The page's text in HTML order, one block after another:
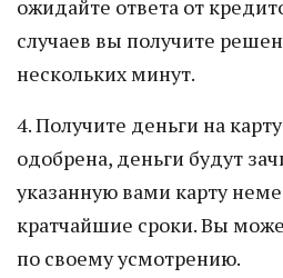
ожидайте ответа от
случаев вы получите
нескольких минут.
4. Получите деньги на
одобрена, деньги будут
указанную вами карту
кратчайшие сроки. Вы
по своему усмотрению.